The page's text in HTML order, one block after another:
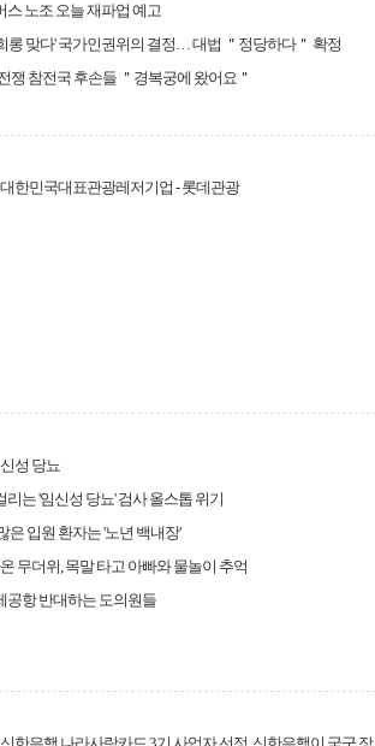
스 노조 오늘 재파업 예고
롱 맞다' 국가인권위의 결정… 대법 ＂정당하다＂ 확정
쟁 참전국 후손들 ＂경복궁에 왔어요＂
한민국대표관광레저기업 - 롯데관광
성 당뇨
리는 '임신성 당뇨' 검사 올스톱 위기
은 입원 환자는 '노년 백내장'
무더위, 목말 타고 아빠와 물놀이 추억
공항 반대하는 도의원들